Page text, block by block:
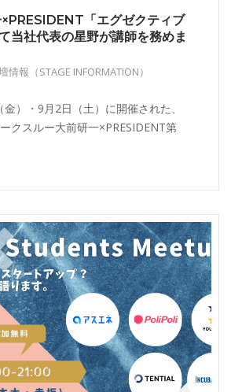
「エグゼクティブ
当社代表の星野が講師を務めま
情報（STAGE INFORMATION）
）・9月2日（土）に開催された、
クスルー大前研一×PRESIDENT第